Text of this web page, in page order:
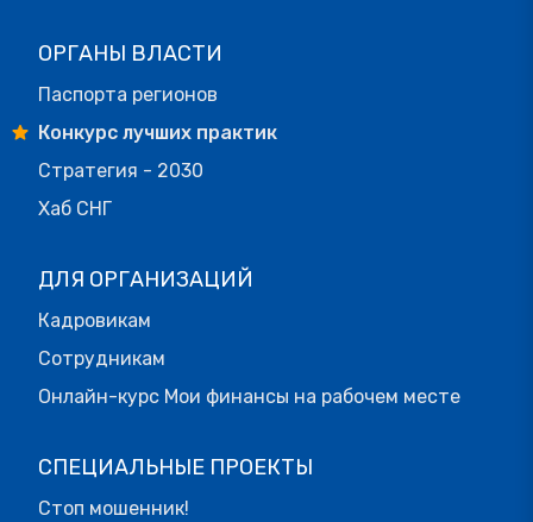
ОРГАНЫ ВЛАСТИ
Паспорта регионов
Конкурс лучших практик
Стратегия - 2030
Хаб СНГ
ДЛЯ ОРГАНИЗАЦИЙ
Кадровикам
Сотрудникам
Онлайн-курс Мои финансы на рабочем месте
СПЕЦИАЛЬНЫЕ ПРОЕКТЫ
Стоп мошенник!